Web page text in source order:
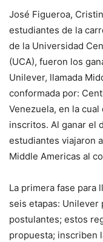
José Figueroa,
estudiantes de la
de la Universidad
(UCA), fueron los
Unilever, llamada
conformada por:
Venezuela, en la
inscritos. Al ganar el
estudiantes viajaron
Middle Americas al
La primera fase para
seis etapas: Unilever
postulantes; estos
propuesta; inscriben